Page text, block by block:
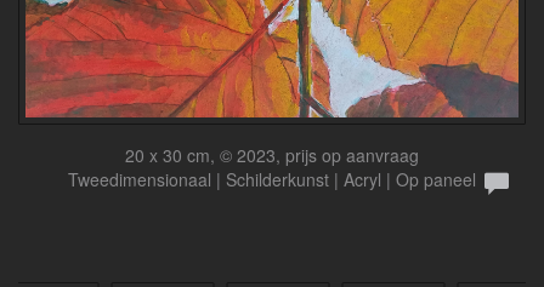
20 x 30 cm, © 2023, prijs op aanvraag
Tweedimensionaal | Schilderkunst | Acryl | Op paneel